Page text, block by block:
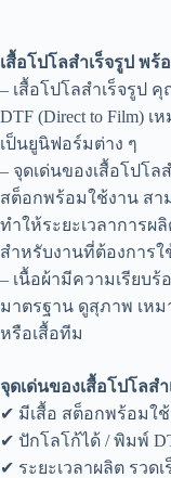
เสื้อโปโลสำเร็จรูป พ
– เสื้อโปโลสำเร็จรูป
DTF (Direct to Film)
เป็นยูนิฟอร์มต่าง ๆ
– จุดเด่นของเสื้อโปโล
สต็อกพร้อมใช้งาน ส
ทำให้ระยะเวลาการผ
สำหรับงานที่ต้องการใ
– เนื้อผ้ามีความเรียบร้
มาตรฐาน ดูสุภาพ เห
หรือเสื้อทีม
จุดเด่นของเสื้อโปโลสำ
✔ มีเสื้อ สต็อกพร้อมใ
✔ ปักโลโก้ได้ / พิมพ์
✔ ระยะเวลาผลิต รวดเ